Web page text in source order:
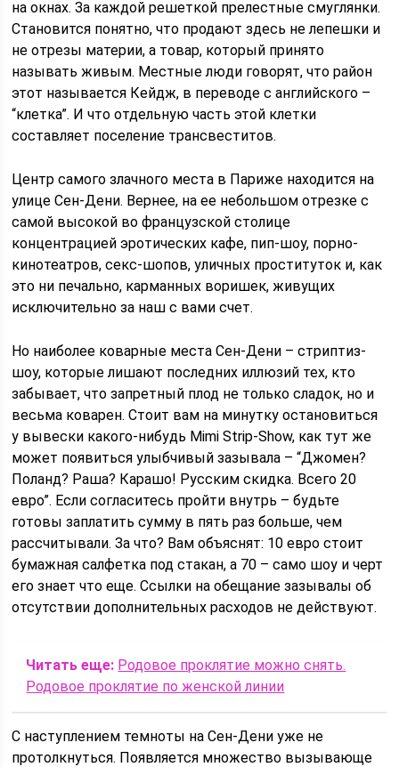
на окнах. За каждой решеткой прелестные смуглянки.
Становится понятно, что продают здесь не лепешки и
не отрезы материи, а товар, который принято
называть живым. Местные люди говорят, что район
этот называется Кейдж, в переводе с английского –
“клетка”. И что отдельную часть этой клетки
составляет поселение трансвеститов.
Центр самого злачного места в Париже находится на
улице Сен-Дени. Вернее, на ее небольшом отрезке с
самой высокой во французской столице
концентрацией эротических кафе, пип-шоу, порно-
кинотеатров, секс-шопов, уличных проституток и, как
это ни печально, карманных воришек, живущих
исключительно за наш с вами счет.
Но наиболее коварные места Сен-Дени – стриптиз-
шоу, которые лишают последних иллюзий тех, кто
забывает, что запретный плод не только сладок, но и
весьма коварен. Стоит вам на минутку остановиться
у вывески какого-нибудь Mimi Strip-Show, как тут же
может появиться улыбчивый зазывала – “Джомен?
Поланд? Раша? Карашо! Русским скидка. Всего 20
евро”. Если согласитесь пройти внутрь – будьте
готовы заплатить сумму в пять раз больше, чем
рассчитывали. За что? Вам объяснят: 10 евро стоит
бумажная салфетка под стакан, а 70 – само шоу и черт
его знает что еще. Ссылки на обещание зазывалы об
отсутствии дополнительных расходов не действуют.
Читать еще: Родовое проклятие можно снять.
Родовое проклятие по женской линии
С наступлением темноты на Сен-Дени уже не
протолкнуться. Появляется множество вызывающе